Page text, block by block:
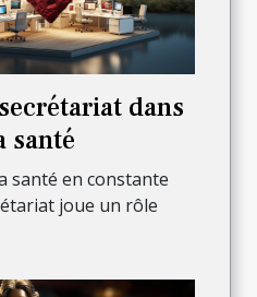
dans
santé
santé en constante
joue un rôle